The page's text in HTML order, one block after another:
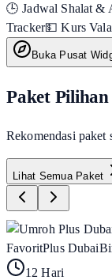
🕒 Jadwal Shalat &
Tracker💵 Kurs
Buka Pusat
Paket
Rekomendasi
Lihat Semua Paket
FavoritPlus Dubai
12 Hari